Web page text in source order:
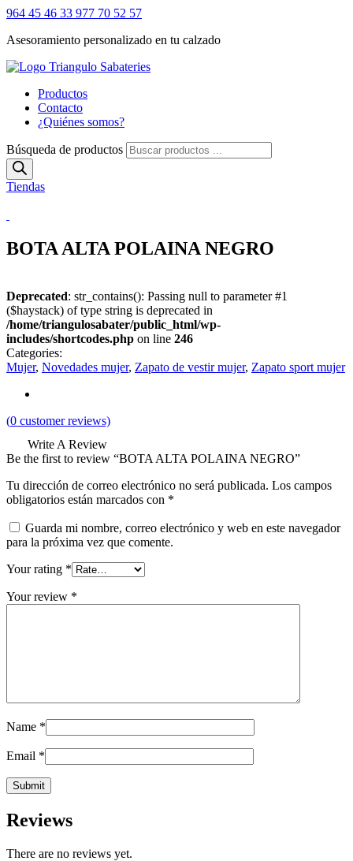
964 45 46 33 977 70 52 57
Asesoramiento personalizado en tu calzado
Productos
Contacto
¿Quiénes somos?
Búsqueda de productos
Tiendas
BOTA ALTA POLAINA NEGRO
Deprecated: str_contains(): Passing null to parameter #1
($haystack) of type string is deprecated in
/home/triangulosabater/public_html/wp-
includes/shortcodes.php on line 246
Categories:
Mujer, Novedades mujer, Zapato de vestir mujer, Zapato sport mujer
(0 customer reviews)
Write A Review
Be the first to review “BOTA ALTA POLAINA NEGRO”
Tu dirección de correo electrónico no será publicada. Los campos
obligatorios están marcados con *
Guarda mi nombre, correo electrónico y web en este navegador
para la próxima vez que comente.
Your rating *
Your review *
Name *
Email *
Reviews
There are no reviews yet.